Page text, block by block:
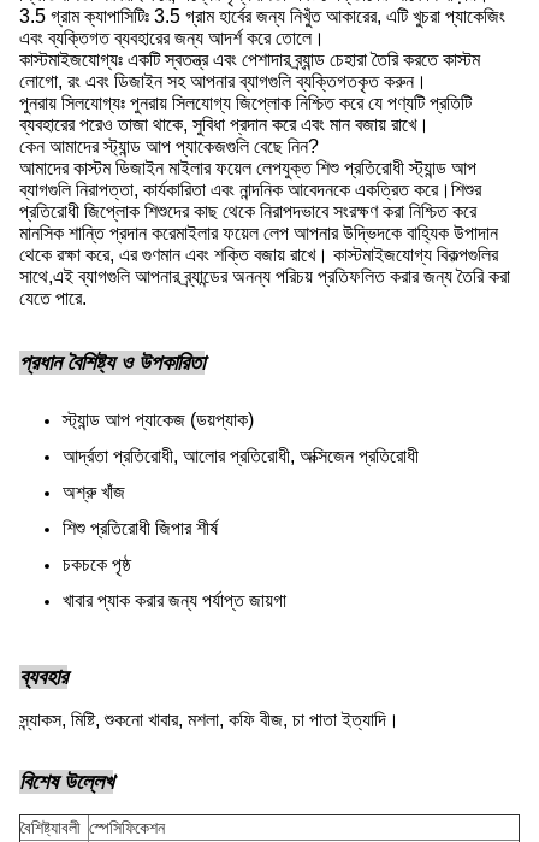
3.5 গ্রাম ক্যাপাসিটিঃ 3.5 গ্রাম হার্বের জন্য নিখুঁত আকারের, এটি খুচরা প্যাকেজিং
এবং ব্যক্তিগত ব্যবহারের জন্য আদর্শ করে তোলে।
কাস্টমাইজযোগ্যঃ একটি স্বতন্ত্র এবং পেশাদার ব্র্যান্ড চেহারা তৈরি করতে কাস্টম
লোগো, রং এবং ডিজাইন সহ আপনার ব্যাগগুলি ব্যক্তিগতকৃত করুন।
পুনরায় সিলযোগ্যঃ পুনরায় সিলযোগ্য জিপ্লোক নিশ্চিত করে যে পণ্যটি প্রতিটি
ব্যবহারের পরেও তাজা থাকে, সুবিধা প্রদান করে এবং মান বজায় রাখে।
কেন আমাদের স্ট্যান্ড আপ প্যাকেজগুলি বেছে নিন?
আমাদের কাস্টম ডিজাইন মাইলার ফয়েল লেপযুক্ত শিশু প্রতিরোধী স্ট্যান্ড আপ
ব্যাগগুলি নিরাপত্তা, কার্যকারিতা এবং নান্দনিক আবেদনকে একত্রিত করে।শিশুর
প্রতিরোধী জিপ্লোক শিশুদের কাছ থেকে নিরাপদভাবে সংরক্ষণ করা নিশ্চিত করে
মানসিক শান্তি প্রদান করেমাইলার ফয়েল লেপ আপনার উদ্ভিদকে বাহ্যিক উপাদান
থেকে রক্ষা করে, এর গুণমান এবং শক্তি বজায় রাখে। কাস্টমাইজযোগ্য বিকল্পগুলির
সাথে,এই ব্যাগগুলি আপনার ব্র্যান্ডের অনন্য পরিচয় প্রতিফলিত করার জন্য তৈরি করা
যেতে পারে.
প্রধান বৈশিষ্ট্য ও উপকারিতা
স্ট্যান্ড আপ প্যাকেজ (ডয়প্যাক)
আর্দ্রতা প্রতিরোধী, আলোর প্রতিরোধী, অক্সিজেন প্রতিরোধী
অশ্রু খাঁজ
শিশু প্রতিরোধী জিপার শীর্ষ
চকচকে পৃষ্ঠ
খাবার প্যাক করার জন্য পর্যাপ্ত জায়গা
ব্যবহার
স্ন্যাকস, মিষ্টি, শুকনো খাবার, মশলা, কফি বীজ, চা পাতা ইত্যাদি।
বিশেষ উল্লেখ
বৈশিষ্ট্যাবলী স্পেসিফিকেশন